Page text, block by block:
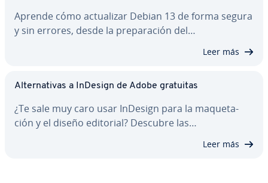
Aprende cómo ac­tua­li­zar Debian 13 de forma segura
y sin errores, desde la pre­pa­ra­ción del…
Leer más
Al­te­r­na­ti­vas a InDesign de Adobe gratuitas
¿Te sale muy caro usar InDesign para la ma­que­ta­
ción y el diseño editorial? Descubre las…
Leer más